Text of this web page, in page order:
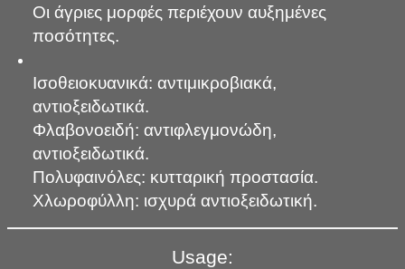
Οι άγριες μορφές περιέχουν αυξημένες
ποσότητες.
Ισοθειοκυανικά: αντιμικροβιακά,
αντιοξειδωτικά.
Φλαβονοειδή: αντιφλεγμονώδη,
αντιοξειδωτικά.
Πολυφαινόλες: κυτταρική προστασία.
Χλωροφύλλη: ισχυρά αντιοξειδωτική.
Usage: